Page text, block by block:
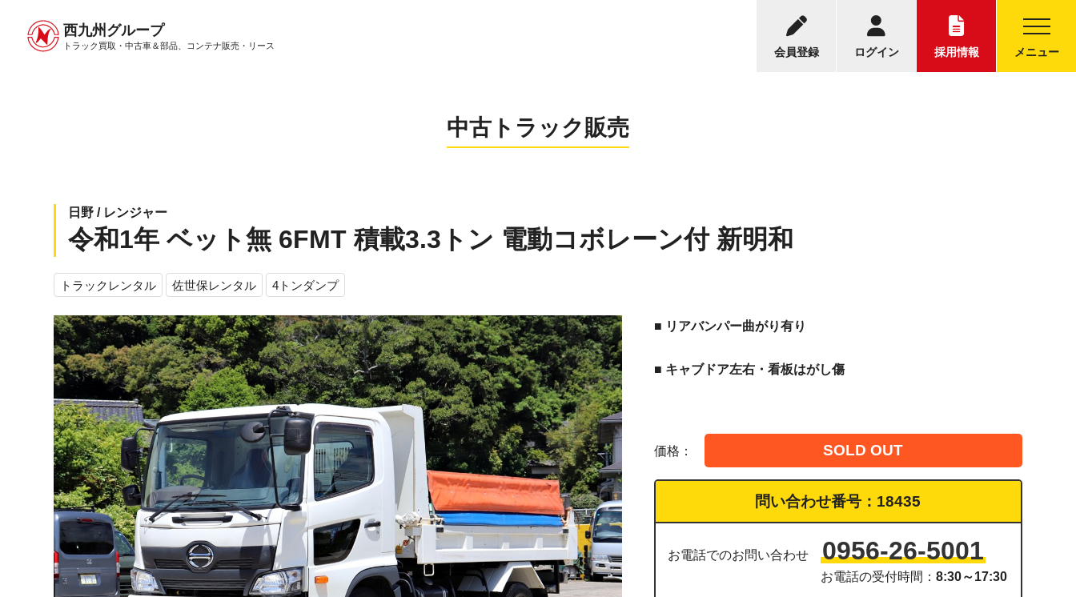
西九州グループ
トラック買取・中古車＆部品、 コンテナ販売・リース 会員登録 ログイン 採用情報 メニュー
中古トラック販売トップ
お電話の受付時間：8:30～17:30
中古トラックについてのお問い合わせ
中古トラック販売
日野 / レンジャー
令和1年 ベット無 6FMT 積載3.3トン 電動コボレーン付 新明和
トラックレンタル 佐世保レンタル 4トンダンプ
■ リアバンパー曲がり有り
■ キャブドア左右・看板はがし傷
価格： SOLD OUT
問い合わせ番号： 18435
お電話でのお問い合わせ 0956-26-5001
お電話の受付時間： 8:30～17:30